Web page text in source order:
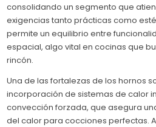
consolidando un segmento que
exigencias tanto prácticas como
permite un equilibrio entre
espacial, algo vital en cocinas que
rincón.
Una de las fortalezas de los hornos
incorporación de sistemas de calor
convección forzada, que asegura
del calor para cocciones perfectas.